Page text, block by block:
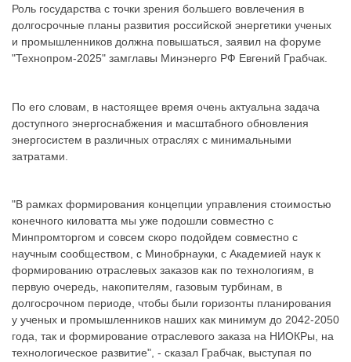
Роль государства с точки зрения большего вовлечения в
долгосрочные планы развития российской энергетики ученых
и промышленников должна повышаться, заявил на форуме
"Технопром-2025" замглавы Минэнерго РФ Евгений Грабчак.
По его словам, в настоящее время очень актуальна задача
доступного энергоснабжения и масштабного обновления
энергосистем в различных отраслях с минимальными
затратами.
"В рамках формирования концепции управления стоимостью
конечного киловатта мы уже подошли совместно с
Минпромторгом и совсем скоро подойдем совместно с
научным сообществом, с Минобрнауки, с Академией наук к
формированию отраслевых заказов как по технологиям, в
первую очередь, накопителям, газовым турбинам, в
долгосрочном периоде, чтобы были горизонты планирования
у ученых и промышленников наших как минимум до 2042-2050
года, так и формирование отраслевого заказа на НИОКРы, на
технологическое развитие", - сказал Грабчак, выступая по